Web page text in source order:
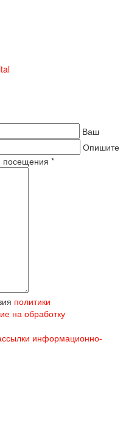
Ваш
Опишите
посещения *
политики
на обработку
информационно-